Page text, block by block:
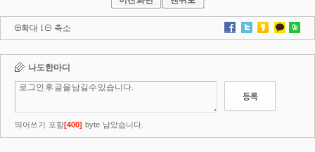
확대 l 축소